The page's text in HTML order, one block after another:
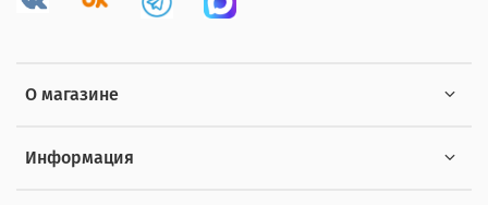
О магазине
Информация